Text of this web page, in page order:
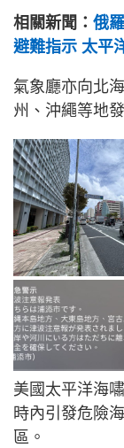
相關新聞： 俄
避難指示 太平
氣象廳亦向北
州、沖繩等地
美國太平洋海
時內引發危險
區。